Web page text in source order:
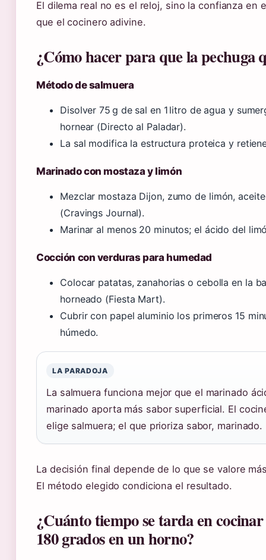
El dilema real no es el reloj, sino la confianza en
que el cocinero adivine.
¿Cómo hacer para que la pechuga
Método de salmuera
Disolver 75 g de sal en 1 litro de agua y
hornear (Directo al Paladar).
La sal modifica la estructura proteica y
Marinado con mostaza y limón
Mezclar mostaza Dijon, zumo de limón,
(Cravings Journal).
Marinar al menos 20 minutos; el ácido del
Cocción con verduras para humedad
Colocar patatas, zanahorias o cebolla en la
horneado (Fiesta Mart).
Cubrir con papel aluminio los primeros 15
húmedo.
LA PARADOJA
La salmuera funciona mejor que el marinado
marinado aporta más sabor superficial. El
elige salmuera; el que prioriza sabor, marinado.
La decisión final depende de lo que se valore
El método elegido condiciona el resultado.
¿Cuánto tiempo se tarda en
180 grados en un horno?